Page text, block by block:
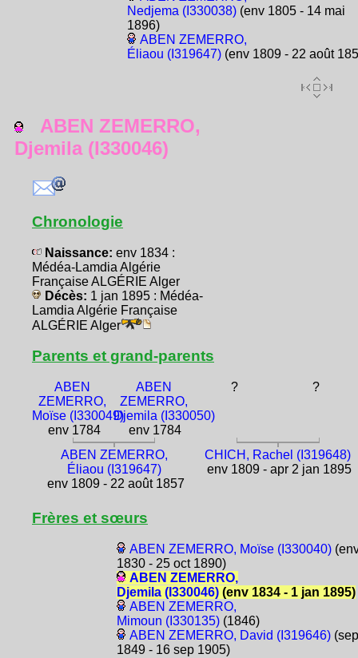
Nedjema (I330038)(env 1805 - 14 mai
1896)
ABEN ZEMERRO,
Éliaou (I319647)(env 1809 - 22 août
ABEN ZEMERRO,
Djemila (I330046)
Chronologie
Naissance: env 1834 :
Médéa-Lamdia Algérie
Française ALGÉRIE Alger
Décès: 1 jan 1895 : Médéa-
Lamdia Algérie Française
ALGÉRIE Alger
Parents et grand-parents
ABEN
ZEMERRO,
Moïse (I330049)
env 1784
ABEN
ZEMERRO,
Djemila (I330050)
env 1784
? ?
ABEN ZEMERRO,
Éliaou (I319647)
env 1809 - 22 août 1857
CHICH, Rachel (I319648)
env 1809 - apr 2 jan 1895
Frères et sœurs
ABEN ZEMERRO, Moïse (I330040)
1830 - 25 oct 1890)
ABEN ZEMERRO,
Djemila (I330046)(env 1834 - 1 jan 1895)
ABEN ZEMERRO,
Mimoun (I330135)(1846)
ABEN ZEMERRO, David (I319646)(sep
1849 - 16 sep 1905)